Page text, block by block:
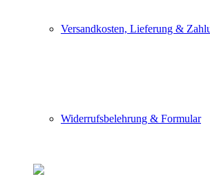
Versandkosten, Lieferung &
Widerrufsbelehrung & Formular